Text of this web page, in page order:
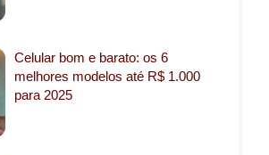
Celular bom e barato: os 6
melhores modelos até R$ 1.000
para 2025